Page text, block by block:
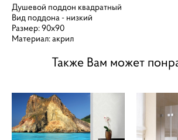
Душевой поддон квадратный
Вид поддона - низкий
Размер: 90х90
Материал: акрил
Также Вам может